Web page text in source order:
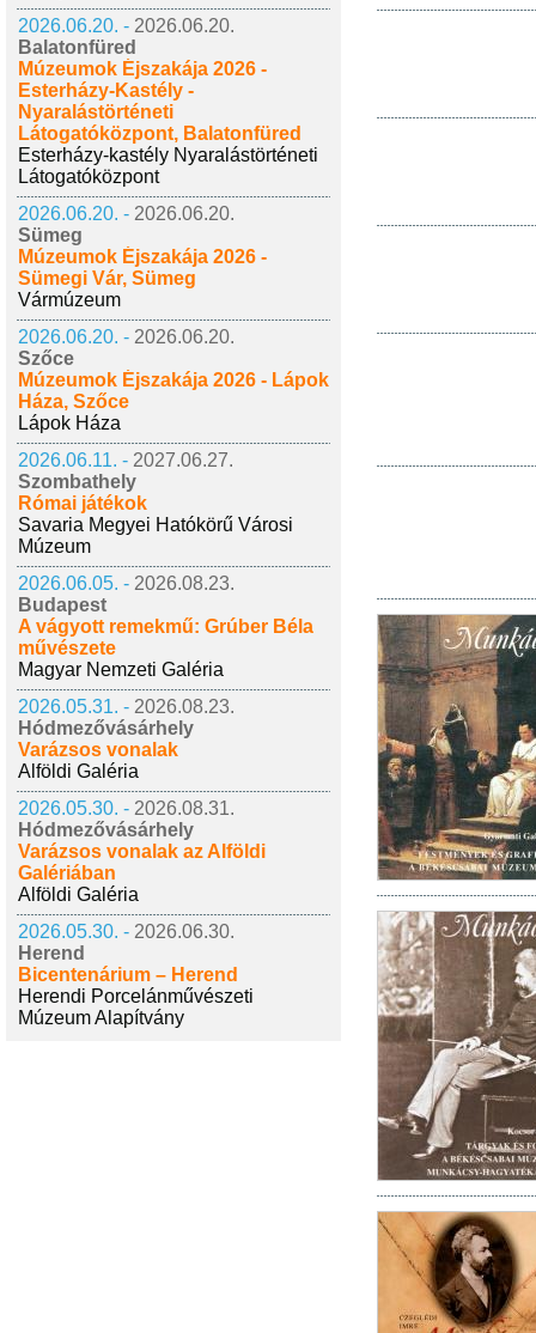
2026.06.20. - 2026.06.20.
Balatonfüred
Múzeumok Éjszakája 2026 -
Esterházy-Kastély -
Nyaralástörténeti
Látogatóközpont, Balatonfüred
Esterházy-kastély Nyaralástörténeti
Látogatóközpont
2026.06.20. - 2026.06.20.
Sümeg
Múzeumok Éjszakája 2026 -
Sümegi Vár, Sümeg
Vármúzeum
2026.06.20. - 2026.06.20.
Szőce
Múzeumok Éjszakája 2026 - Lápok
Háza, Szőce
Lápok Háza
2026.06.11. - 2027.06.27.
Szombathely
Római játékok
Savaria Megyei Hatókörű Városi
Múzeum
2026.06.05. - 2026.08.23.
Budapest
A vágyott remekmű: Grúber Béla
művészete
Magyar Nemzeti Galéria
2026.05.31. - 2026.08.23.
Hódmezővásárhely
Varázsos vonalak
Alföldi Galéria
2026.05.30. - 2026.08.31.
Hódmezővásárhely
Varázsos vonalak az Alföldi
Galériában
Alföldi Galéria
2026.05.30. - 2026.06.30.
Herend
Bicentenárium – Herend
Herendi Porcelánművészeti
Múzeum Alapítvány